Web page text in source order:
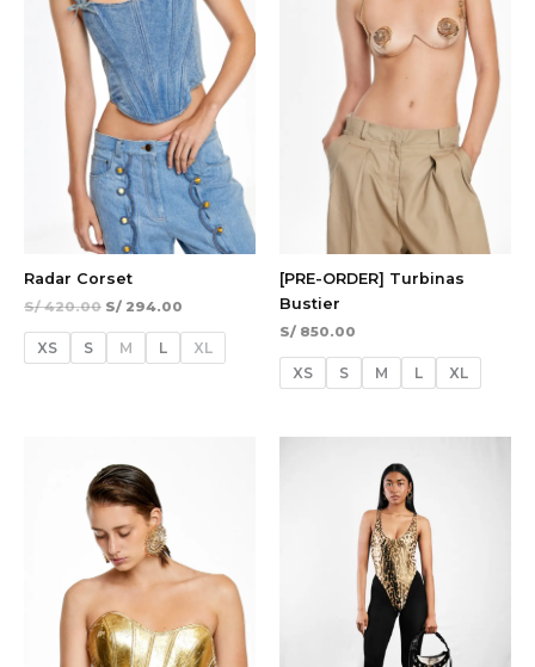
Radar Corset
S/420.00 S/ 294.00
XS S M L XL
[PRE-ORDER] Turbinas
Bustier
S/ 850.00
XS S M L XL
precio
original
era:
S/ 690.00.